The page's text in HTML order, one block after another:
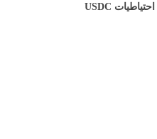
استطاعت شركة سيركل الوصول إلى احتياطيات USDC